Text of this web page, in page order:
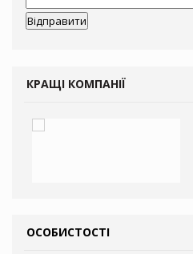
КРАЩІ КОМПАНІЇ
ОСОБИСТОСТІ